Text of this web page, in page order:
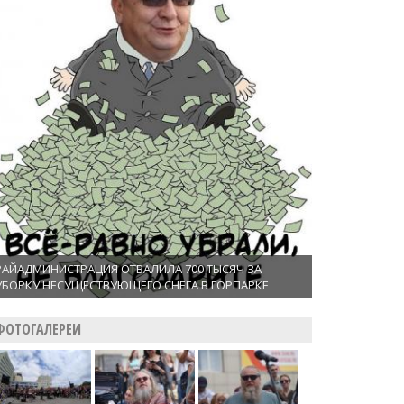
ОТВАЛИЛА 700 ТЫСЯЧ ЗА
НЕСУЩЕСТВУЮЩЕГО СНЕГА В ГОРПАРКЕ